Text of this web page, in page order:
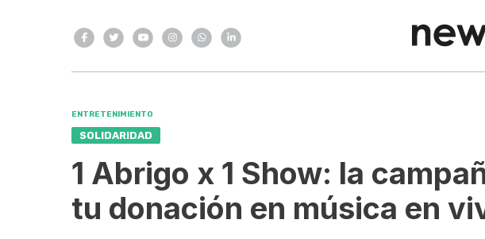
ENTRETENIMIENTO
SOLIDARIDAD
1 Abrigo x 1 Show: la
tu donación en música en